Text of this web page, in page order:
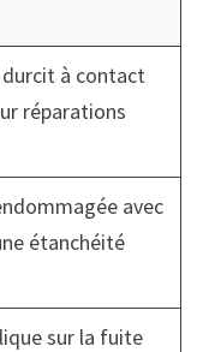
à contact
réparations
avec
étanchéité
sur la fuite